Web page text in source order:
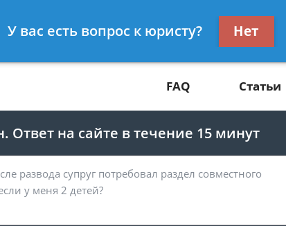
81
FAQ Статьи
Ответ на сайте в течение 15 минут
У вас есть вопрос к юристу? Нет